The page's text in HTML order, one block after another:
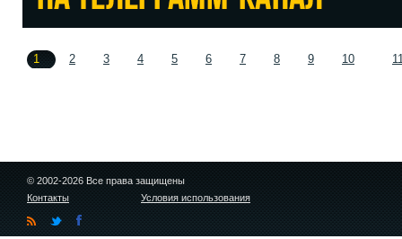
1 2 3 4 5 6 7 8 9 10
© 2002-2026 Все права защищены
Контакты
Условия использования